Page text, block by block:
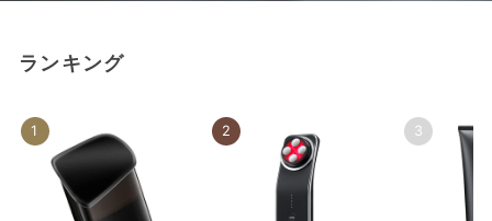
ランキング